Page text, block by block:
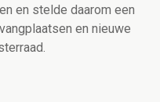
en stelde daarom een
en nieuwe